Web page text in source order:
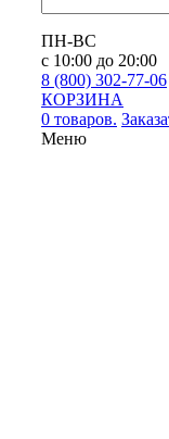
ПН-ВС
с 10:00 до 20:00
8 (800) 302-77-06
КОРЗИНА
0 товаров.
Меню